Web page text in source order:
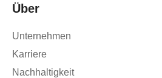
Über
Unternehmen
Karriere
Nachhaltigkeit